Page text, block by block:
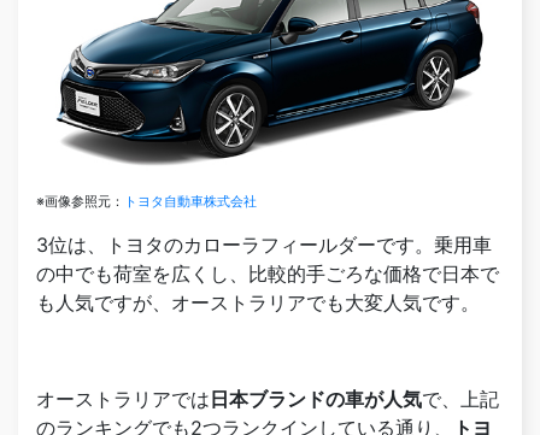
※画像参照元： トヨタ自動車株式会社
3位は、トヨタのカローラフィールダーです。乗用車
の中でも荷室を広くし、比較的手ごろな価格で日本で
も人気ですが、オーストラリアでも大変人気です。
オーストラリアでは 日本ブランドの車が人気で、上記
のランキングでも2つランクインしている通り、
トヨ